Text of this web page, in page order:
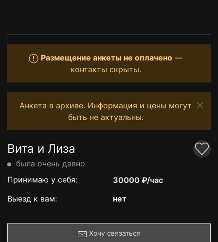
Размещение анкеты не оплачено —
контакты скрыты.
Анкета в архиве. Информация и цены могут
быть не актуальны.
Вита и Лиза
была очень давно
Принимаю у себя:
30000 ₽/час
Выезд к вам:
нет
Хочу связаться